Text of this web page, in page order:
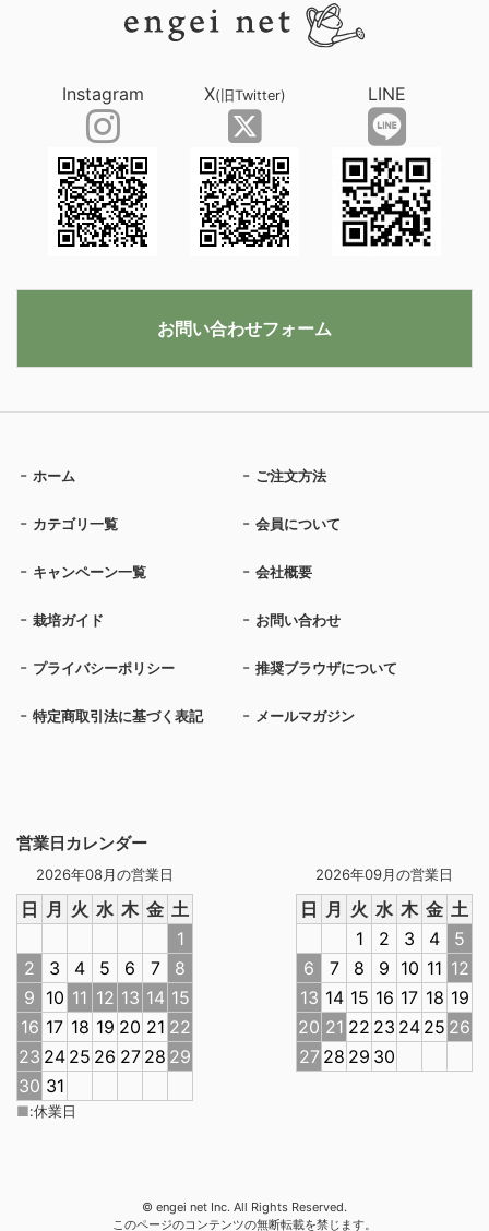
営業日カレンダー
2026年08月の営業日
日 月 火 水 木 金 土
1
2
3 4 5 6 7
8
9 10 11 12 13 14 15
16 17 18 19 20 21 22
23 24 25 26 27 28 29
30 31
2026年09月の営業日
日 月 火 水 木 金 土
1
2 3 4
5
6
7 8 9 10 11 12
13 14 15 16 17 18 19
20 21 22 23 24 25 26
27 28 29 30
■:休業日
ホーム ご注文方法
カテゴリ一覧 会員について
キャンペーン一覧 会社概要
栽培ガイド お問い合わせ
プライバシーポリシー 推奨ブラウザについて
特定商取引法に基づく表記 メールマガジン
Instagram X(旧Twitter) LINE
お問い合わせフォーム
© engei net Inc. All Rights Reserved.
このページのコンテンツの無断転載を禁じます。